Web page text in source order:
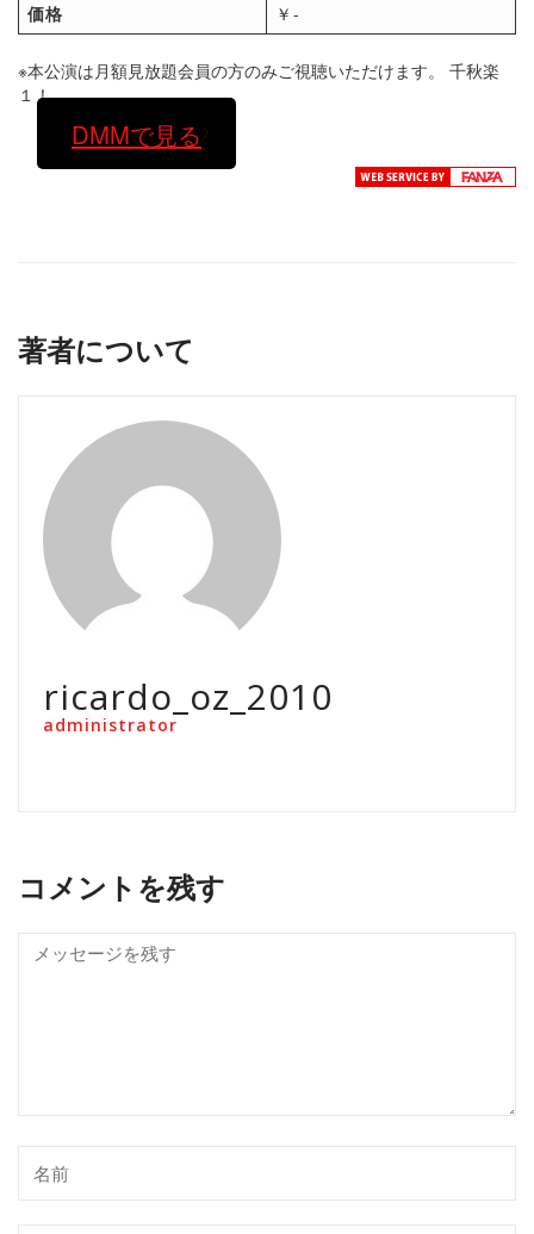
価格
￥-
※本公演は月額見放題会員の方のみご視聴いただけます。 千秋楽
１！
DMMで見る
著者について
ricardo_oz_2010
administrator
コメントを残す